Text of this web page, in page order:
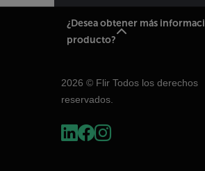
¿Desea obtener más
producto?
2026 © Flir Todos los derechos
reservados.